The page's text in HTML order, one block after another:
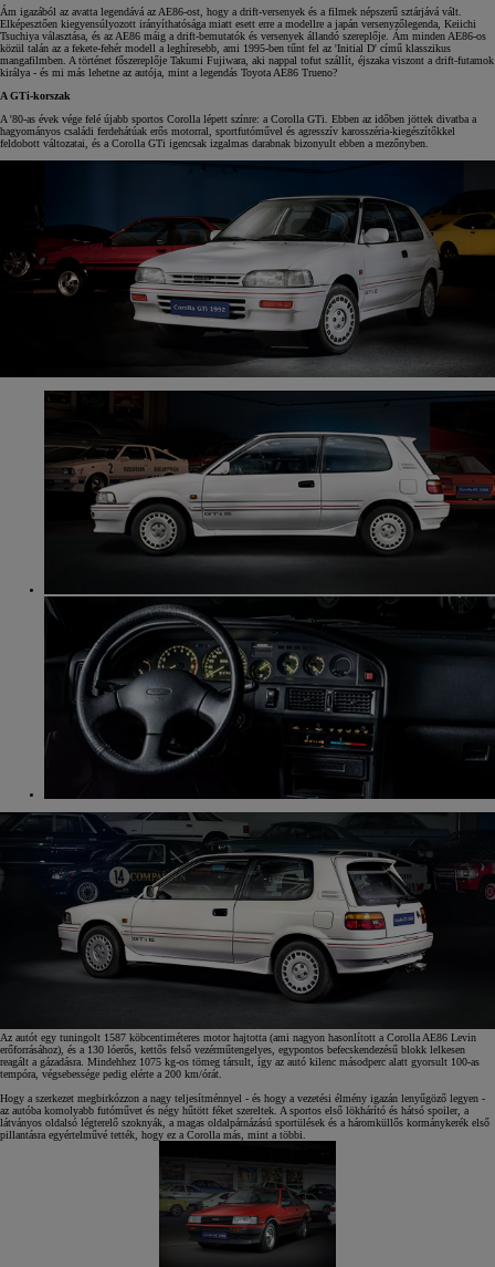
Ám igazából az avatta legendává az AE86-ost, hogy a drift-versenyek és a filmek népszerű sztárjává vált.
Elképesztően kiegyensúlyozott irányíthatósága miatt esett erre a modellre a japán versenyzőlegenda, Keiichi
Tsuchiya választása, és az AE86 máig a drift-bemutatók és versenyek állandó szereplője. Ám minden AE86-os
közül talán az a fekete-fehér modell a leghíresebb, ami 1995-ben tűnt fel az 'Initial D' című klasszikus
mangafilmben. A történet főszereplője Takumi Fujiwara, aki nappal tofut szállít, éjszaka viszont a drift-futamok
királya - és mi más lehetne az autója, mint a legendás Toyota AE86 Trueno?
A GTi-korszak
A '80-as évek vége felé újabb sportos Corolla lépett színre: a Corolla GTi. Ebben az időben jöttek divatba a
hagyományos családi ferdehátúak erős motorral, sportfutóművel és agresszív karosszéria-kiegészítőkkel
feldobott változatai, és a Corolla GTi igencsak izgalmas darabnak bizonyult ebben a mezőnyben.
Az autót egy tuningolt 1587 köbcentiméteres motor hajtotta (ami nagyon hasonlított a Corolla AE86 Levin
erőforrásához), és a 130 lóerős, kettős felső vezérműtengelyes, egypontos befecskendezésű blokk lelkesen
reagált a gázadásra. Mindehhez 1075 kg-os tömeg társult, így az autó kilenc másodperc alatt gyorsult 100-as
tempóra, végsebessége pedig elérte a 200 km/órát.
Hogy a szerkezet megbirkózzon a nagy teljesítménnyel - és hogy a vezetési élmény igazán lenyűgöző legyen -
az autóba komolyabb futóművet és négy hűtött féket szereltek. A sportos első lökhárító és hátsó spoiler, a
látványos oldalsó légterelő szoknyák, a magas oldalpárnázású sportülések és a háromküllős kormánykerék első
pillantásra egyértelművé tették, hogy ez a Corolla más, mint a többi.